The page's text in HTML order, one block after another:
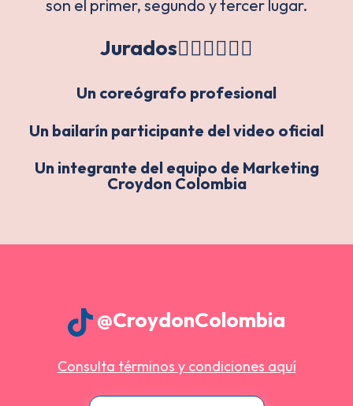
son el primer, segundo y tercer lugar.
Jurados👩🏻‍⚖️👨🏽‍⚖️
Un coreógrafo profesional
Un bailarín participante del video oficial
Un integrante del equipo de Marketing
Croydon Colombia
@CroydonColombia
Consulta términos y condiciones aquí